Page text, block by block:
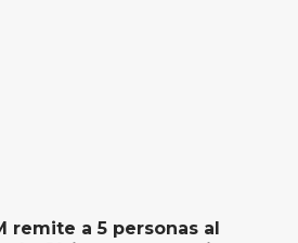
remite a 5 personas al